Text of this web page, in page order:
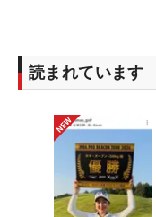
読まれています